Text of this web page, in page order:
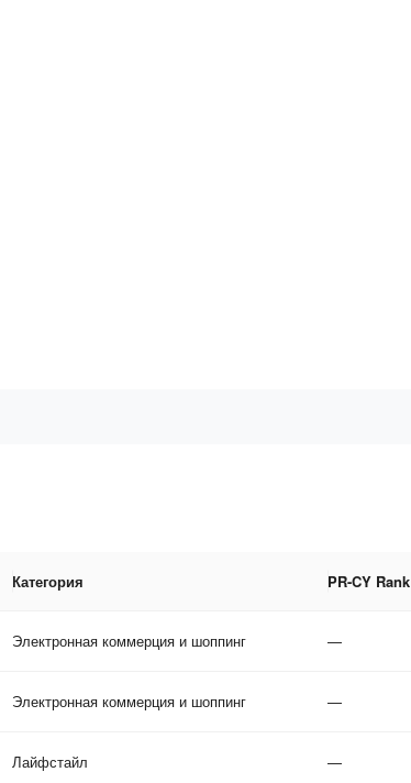
Категория PR-CY Rank
Электронная коммерция и шоппинг —
Электронная коммерция и шоппинг —
Лайфстайл —